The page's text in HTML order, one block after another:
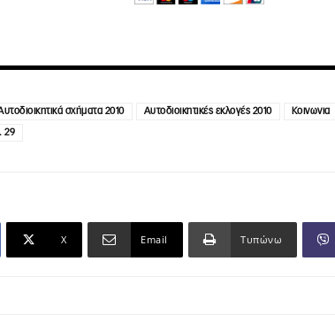
σχήματα 2010 Αυτοδιοικητικές εκλογές 2010 Κοινωνια
29
X Email Τυπώνω